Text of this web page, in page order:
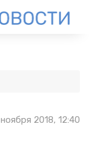
ноября 2018, 12:40